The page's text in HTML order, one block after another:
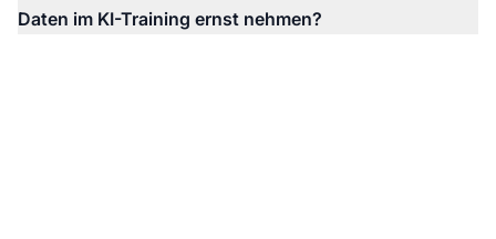
Daten im KI-Training ernst nehmen?